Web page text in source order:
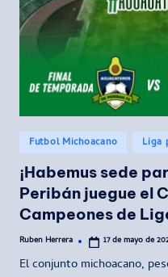
Publicado
en
Futbol Michoacano Liga
¡Habemus sede
Peribán juegue el
Campeones de
Publicado
Ruben Herrera 17 de mayo de
El conjunto michoacano,